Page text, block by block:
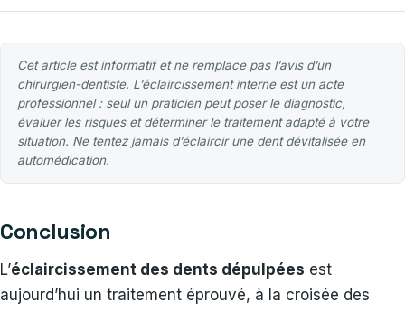
Cet article est informatif et ne remplace pas l’avis d’un
chirurgien-dentiste. L’éclaircissement interne est un acte
professionnel : seul un praticien peut poser le diagnostic,
évaluer les risques et déterminer le traitement adapté à votre
situation. Ne tentez jamais d’éclaircir une dent dévitalisée en
automédication.
Conclusion
L’éclaircissement des dents dépulpées est
aujourd’hui un traitement éprouvé, à la croisée des